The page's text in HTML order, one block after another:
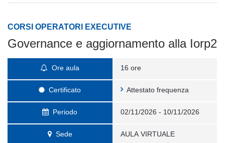
CORSI OPERATORI EXECUTIVE
Governance e aggiornamento alla Iorp2
Ore aula 16 ore
Certificato Attestato frequenza
Periodo 02/11/2026 - 10/11/2026
Sede AULA VIRTUALE